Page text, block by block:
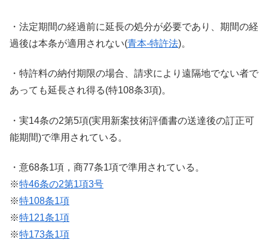
・法定期間の経過前に延長の処分が必要であり、期間の経
過後は本条が適用されない(青本-特許法)。
・特許料の納付期限の場合、請求により遠隔地でない者で
あっても延長され得る(特108条3項)。
・実14条の2第5項(実用新案技術評価書の送達後の訂正可
能期間)で準用されている。
・意68条1項，商77条1項で準用されている。
※特46条の2第1項3号
※特108条1項
※特121条1項
※特173条1項